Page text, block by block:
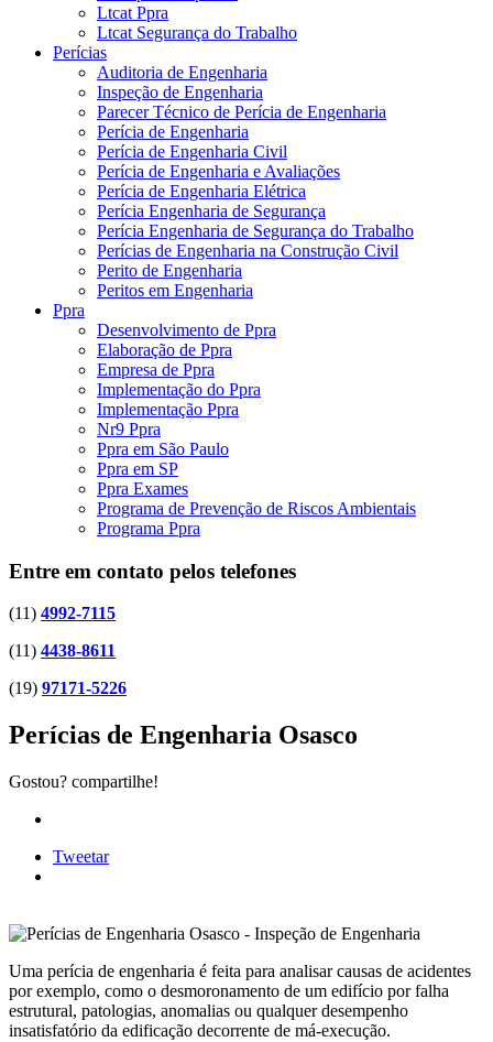
Ltcat Ppra
Ltcat Segurança do Trabalho
Perícias
Auditoria de Engenharia
Inspeção de Engenharia
Parecer Técnico de Perícia de Engenharia
Perícia de Engenharia
Perícia de Engenharia Civil
Perícia de Engenharia e Avaliações
Perícia de Engenharia Elétrica
Perícia Engenharia de Segurança
Perícia Engenharia de Segurança do Trabalho
Perícias de Engenharia na Construção Civil
Perito de Engenharia
Peritos em Engenharia
Ppra
Desenvolvimento de Ppra
Elaboração de Ppra
Empresa de Ppra
Implementação do Ppra
Implementação Ppra
Nr9 Ppra
Ppra em São Paulo
Ppra em SP
Ppra Exames
Programa de Prevenção de Riscos Ambientais
Programa Ppra
Entre em contato pelos telefones
(11) 4992-7115
(11) 4438-8611
(19) 97171-5226
Perícias de Engenharia Osasco
Gostou? compartilhe!
Tweetar
Uma perícia de engenharia é feita para analisar causas de acidentes
por exemplo, como o desmoronamento de um edifício por falha
estrutural, patologias, anomalias ou qualquer desempenho
insatisfatório da edificação decorrente de má-execução.